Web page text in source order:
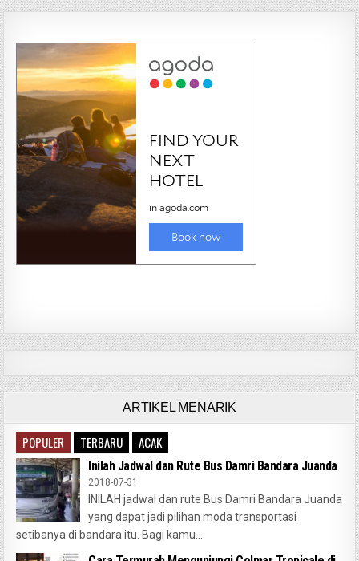
ARTIKEL MENARIK
POPULER TERBARU ACAK
Inilah Jadwal dan Rute Bus Damri Bandara Juanda
2018-07-31
INILAH jadwal dan rute Bus Damri Bandara Juanda
yang dapat jadi pilihan moda transportasi
setibanya di bandara itu. Bagi kamu...